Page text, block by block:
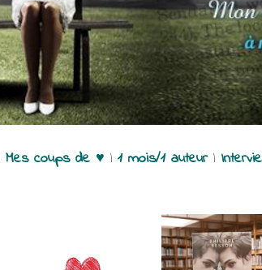
Mes coups de ♥ | 1 mois/1 auteur|